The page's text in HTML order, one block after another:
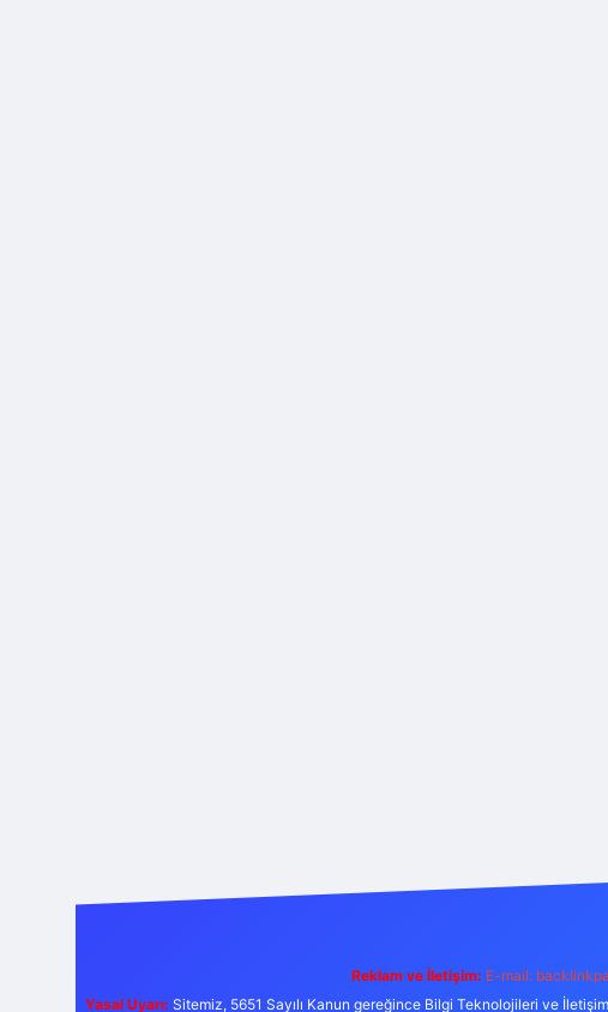
Reklam ve İletişim: E-mail:
Yasal Uyarı: Sitemiz, 5651 Sayılı Kanun gereğince Bilgi Teknolojileri ve